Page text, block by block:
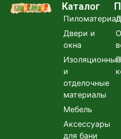
Каталог
Двери и
окна
Изоляционные
и
отделочные
материалы
Мебель
Аксессуары
для бани